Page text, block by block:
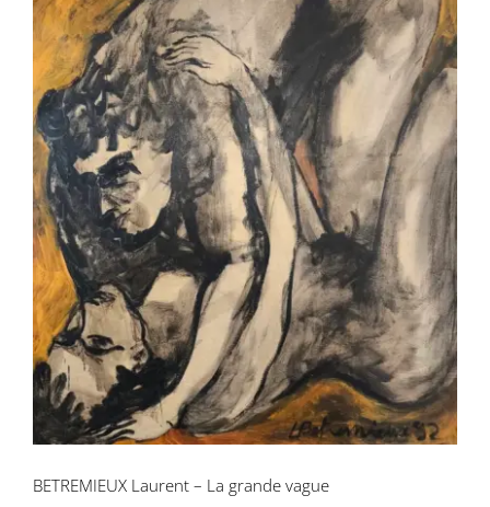
BETREMIEUX Laurent – La grande vague
BETREMIEUX Laurent – La grande vague